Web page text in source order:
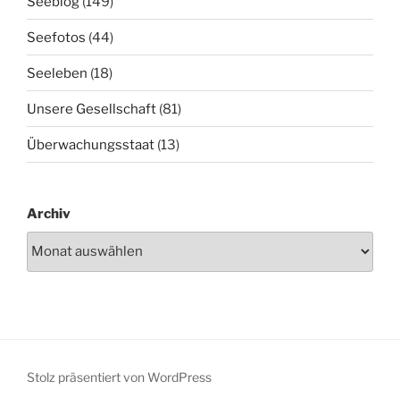
Seefotos (44)
Seeleben (18)
Unsere Gesellschaft (81)
Überwachungsstaat (13)
Archiv
Stolz präsentiert von WordPress